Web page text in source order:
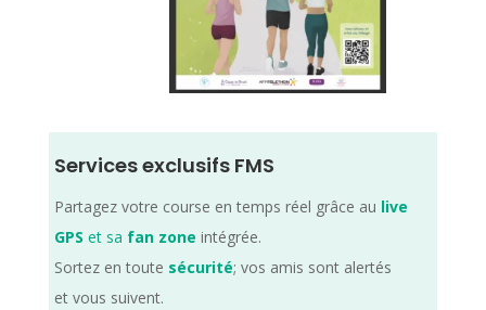
Services exclusifs FMS
Partagez votre course en temps réel grâce au live
GPS et sa fan zone intégrée.
Sortez en toute sécurité; vos amis sont alertés
et vous suivent.